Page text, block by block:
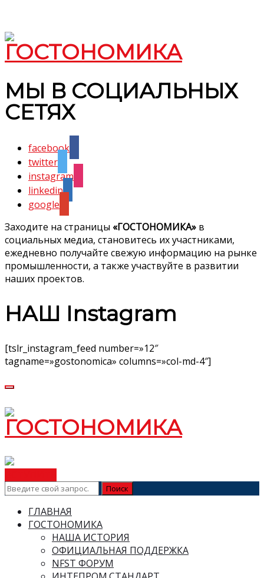
МЫ В СОЦИАЛЬНЫХ
СЕТЯХ
facebook
twitter
instagram
linkedin
google
Заходите на страницы «ГОСТОНОМИКА» в
социальных медиа, становитесь их участниками,
ежедневно получайте свежую информацию на рынке
промышленности, а также участвуйте в развитии
наших проектов.
НАШ Instagram
[tslr_instagram_feed number=»12″
tagname=»gostonomica» columns=»col-md-4″]
ГЛАВНАЯ
ГОСТОНОМИКА
НАША ИСТОРИЯ
ОФИЦИАЛЬНАЯ ПОДДЕРЖКА
NFST ФОРУМ